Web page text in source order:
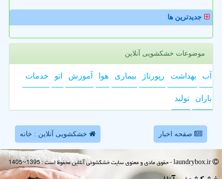
جدیدترین ها
موضوعات خشکشویی آنلاین
آب بهداشت رپورتاژ بیماری هوا آموزش اتو خدمات
باران تولید
صفحه اخبار خشکشویی آنلاین : خانه